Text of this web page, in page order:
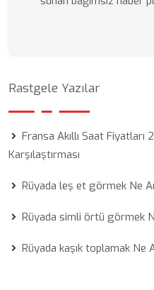
Rastgele Yazılar
Fransa Akıllı Saat
Karşılaştırması
Rüyada leş et görmek Ne
Rüyada simli örtü görmek
Rüyada kaşık toplamak Ne